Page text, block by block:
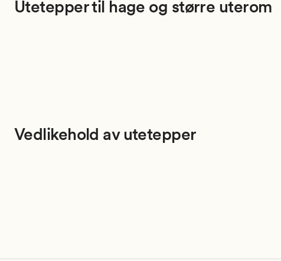
Utetepper til hage og større uterom
Vedlikehold av utetepper